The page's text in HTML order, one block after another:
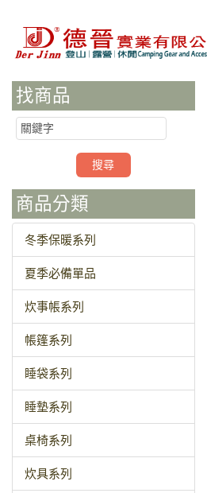
找商品
商品分類
冬季保暖系列
夏季必備單品
炊事帳系列
帳篷系列
睡袋系列
睡墊系列
桌椅系列
炊具系列